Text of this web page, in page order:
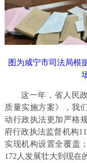
图为咸宁市司法局根
这一年，省人民
质量实施方案》，我
动行政执法更加严格
府行政执法监督机构
实现机构设置全覆盖
172人发展壮大到现在